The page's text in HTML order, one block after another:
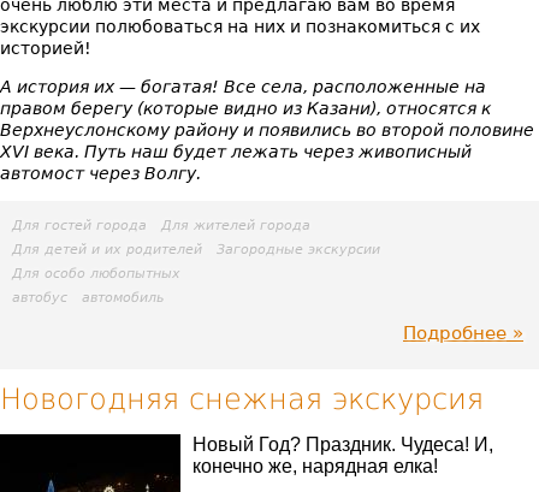
очень люблю эти места и предлагаю вам во время
экскурсии полюбоваться на них и познакомиться с их
историей!
А история их — богатая! Все села, расположенные на
правом берегу (которые видно из Казани), относятся к
Верхнеуслонскому району и появились во второй половине
XVI века. Путь наш будет лежать через живописный
автомост через Волгу.
Для гостей города
Для жителей города
Для детей и их родителей
Загородные экскурсии
Для особо любопытных
автобус
автомобиль
Подробнее
Новогодняя снежная экскурсия
Новый Год? Праздник. Чудеса! И,
конечно же, нарядная елка!